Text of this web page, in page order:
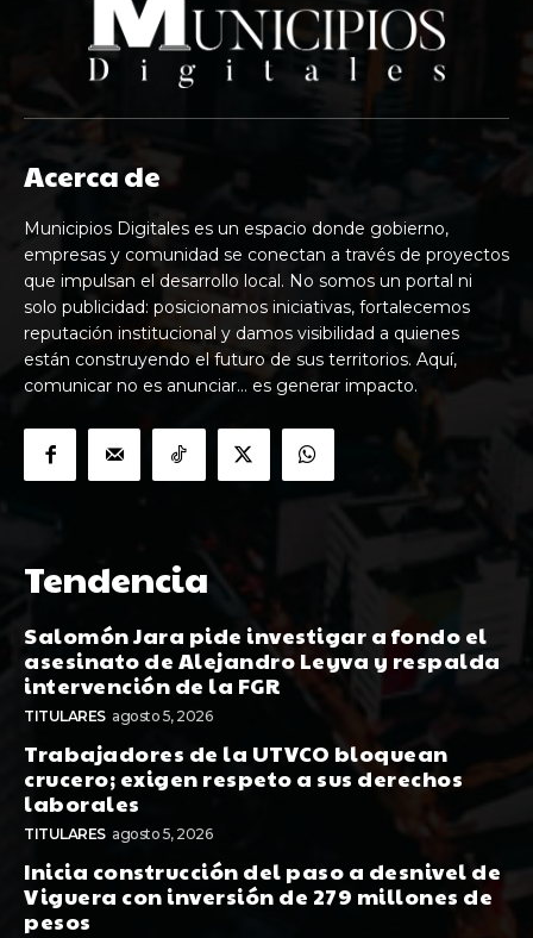
Acerca de
Municipios Digitales es un espacio donde gobierno,
empresas y comunidad se conectan a través de proyectos
que impulsan el desarrollo local. No somos un portal ni
solo publicidad: posicionamos iniciativas, fortalecemos
reputación institucional y damos visibilidad a quienes
están construyendo el futuro de sus territorios. Aquí,
comunicar no es anunciar… es generar impacto.
Tendencia
Salomón Jara pide investigar a fondo el
asesinato de Alejandro Leyva y respalda
intervención de la FGR
TITULARES agosto 5, 2026
Trabajadores de la UTVCO bloquean
crucero; exigen respeto a sus derechos
laborales
TITULARES agosto 5, 2026
Inicia construcción del paso a desnivel de
Viguera con inversión de 279 millones de
pesos